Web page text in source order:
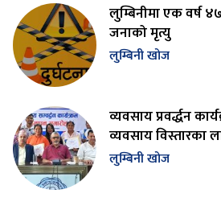
लुम्बिनीमा एक वर्ष
जनाको मृत्यु
लुम्बिनी खोज
व्यवसाय प्रवर्द्धन
व्यवसाय विस्तारका
लुम्बिनी खोज